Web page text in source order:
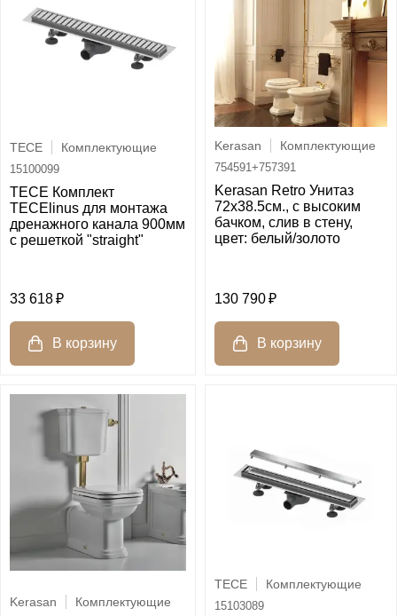
TECE Комплектующие
15100099
TECE Комплект
TECElinus для монтажа
дренажного канала 900мм
с решеткой "straight"
33 618
Kerasan Комплектующие
754591+757391
Kerasan Retro Унитаз
72х38.5см., с высоким
бачком, слив в стену,
цвет: белый/золото
130 790
Kerasan Комплектующие
TECE Комплектующие
15103089